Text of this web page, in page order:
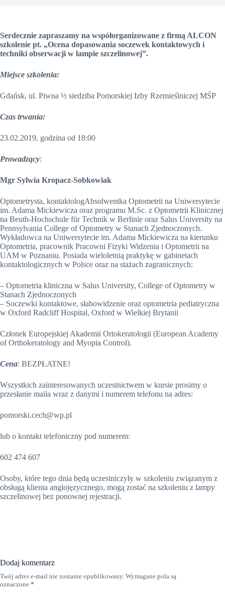
Serdecznie zapraszamy na współorganizowane z firmą ALCON
szkolenie pt. „Ocena dopasowania soczewek kontaktowych i
techniki obserwacji w lampie szczelinowej”.
Miejsce szkolenia:
Gdańsk, ul. Piwna ½ siedziba Pomorskiej Izby Rzemieślniczej MŚP
Czas trwania:
23.02.2019, godzina od 18:00
Prowadzący:
Mgr Sylwia Kropacz-Sobkowiak
Optometrysta, kontaktologAbsolwentka Optometrii na Uniwersytecie
im. Adama Mickiewicza oraz programu M.Sc. z Optometrii Klinicznej
na Beuth-Hochschule für Technik w Berlinie oraz Salus University na
Pennsylvania College of Optometry w Stanach Zjednoczonych.
Wykładowca na Uniwersytecie im. Adama Mickiewicza na kierunku
Optometria, pracownik Pracowni Fizyki Widzenia i Optometrii na
UAM w Poznaniu. Posiada wieloletnią praktykę w gabinetach
kontaktologicznych w Polsce oraz na stażach zagranicznych:
– Optometria kliniczna w Salus University, College of Optometry w
Stanach Zjednoczonych
– Soczewki kontaktowe, słabowidzenie oraz optometria pediatryczna
w Oxford Radcliff Hospital, Oxford w Wielkiej Brytanii
Członek Europejskiej Akademii Ortokeratologii (European Academy
of Orthokeratology and Myopia Control).
Cena: BEZPŁATNE!
Wszystkich zainteresowanych uczestnictwem w kursie prosimy o
przesłanie maila wraz z danymi i numerem telefonu na adres:
pomorski.cech@wp.pl
lub o kontakt telefoniczny pod numerem:
602 474 607
Osoby, które tego dnia będą uczestniczyły w szkoleniu związanym z
obsługą klienta anglojęzycznego, mogą zostać na szkoleniu z lampy
szczelinowej bez ponownej rejestracji.
Dodaj komentarz
Twój adres e-mail nie zostanie opublikowany. Wymagane pola są
oznaczone *